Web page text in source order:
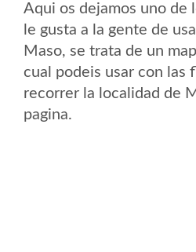
Aqui os dejamos uno de
le gusta a la gente de
Maso, se trata de un
cual podeis usar con las
recorrer la localidad de
pagina.